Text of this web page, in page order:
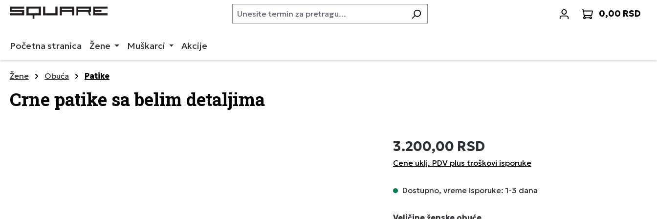
Preskoči na glavnu navigaciju 0,00 RSD
Početna stranica Žene Muškarci Akcije
Žene Obuća Patike
Crne patike sa belim detaljima
3.200,00 RSD
Cene uklj. PDV plus troškovi isporuke
Dostupno, vreme isporuke: 1-3 dana
Izaberi